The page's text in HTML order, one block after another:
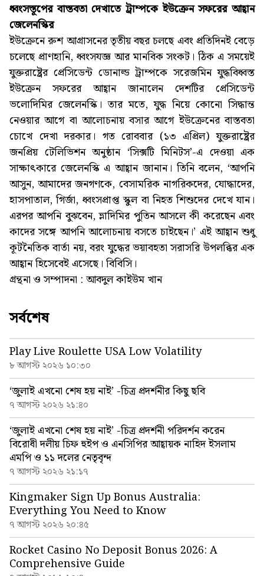
ধ্বংসস্তূপের বাস্তবতা দেখাতে ট্রাম্পকে ইউক্রেন সফরের আহ্বান
জেলেনস্কির
ইউক্রেনে রুশ আগ্রাসনের তৃতীয় বছর চলছে এবং প্রতিদিনই বেড়ে
চলেছে প্রাণহানি, ধ্বংসযজ্ঞ আর মানবিক সংকট। ঠিক এ সময়েই
যুক্তরাষ্ট্রের প্রেসিডেন্ট ডোনাল্ড ট্রাম্পকে সরেজমিন যুদ্ধবিধ্বস্ত
ইউক্রেন সফরের আহ্বান জানালেন দেশটির প্রেসিডেন্ট
ভলোদিমির জেলেনস্কি। তার মতে, যুদ্ধ নিয়ে কোনো সিদ্ধান্ত
নেওয়ার আগে বা আলোচনায় বসার আগে ইউক্রেনের বাস্তবতা
চোখে দেখা দরকার। গত রোববার (১৩ এপ্রিল) যুক্তরাষ্ট্রের
জনপ্রিয় টেলিভিশন অনুষ্ঠান ‘সিক্সটি মিনিটস’-এ দেওয়া এক
সাক্ষাৎকারে জেলেনস্কি এ আহ্বান জানান। তিনি বলেন, ‘আপনি
আসুন, আমাদের জনগণকে, বেসামরিক নাগরিকদের, যোদ্ধাদের,
হাসপাতাল, গির্জা, ধ্বংসপ্রাপ্ত স্কুল বা নিহত শিশুদের দেখে যান।
এরপর আপনি বুঝবেন, ভ্লাদিমির পুতিন আসলে কী করেছেন এবং
কাদের সঙ্গে আপনি আলোচনায় বসতে চাইছেন।’ এই আহ্বান শুধু
কূটনৈতিক বার্তা নয়, বরং যুদ্ধের ভয়াবহতা সরাসরি উপলব্ধির এক
আহ্বান হিসেবেই এসেছে। বিবিসি।
গ্রন্থনা ও সম্পাদনা : আবদুল কাইউম খান
সর্বশেষ
Play Live Roulette USA Low Volatility
৮ আগস্ট ২০২৬ ১০:৩০
‘জুলাই এখনো শেষ হয় নাই’ -চিত্র প্রদর্শনীর কিছু ছবি
৭ আগস্ট ২০২৬ ২১:৪০
‘জুলাই এখনো শেষ হয় নাই’ -চিত্র প্রদর্শনী পরিদর্শন করেন
বিরোধী দলীয় চিফ হুইপ ও এনসিপির আহ্বায়ক নাহিদ ইসলাম
এমপি ও ১১ দলের নেতৃবৃন্দ
৭ আগস্ট ২০২৬ ২১:১৭
Kingmaker Sign Up Bonus Australia:
Everything You Need to Know
৭ আগস্ট ২০২৬ ২০:৪৫
Rocket Casino No Deposit Bonus 2026: A
Comprehensive Guide